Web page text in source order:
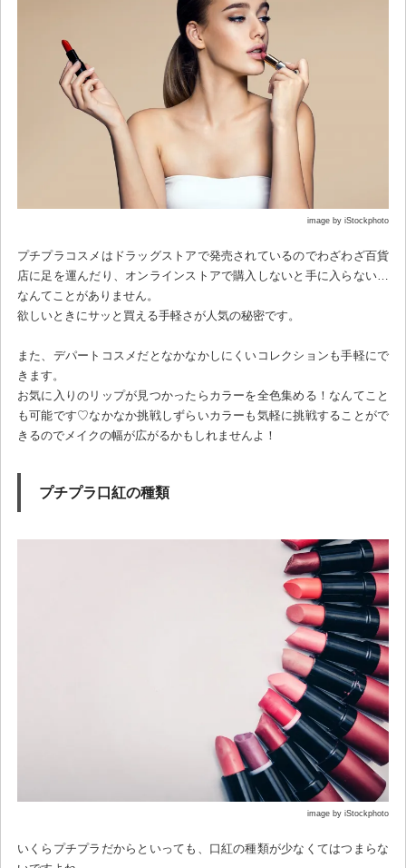
image by iStockphoto
プチプラコスメはドラッグストアで発売されているのでわざわざ百貨
店に足を運んだり、オンラインストアで購入しないと手に入らない…
なんてことがありません。
欲しいときにサッと買える手軽さが人気の秘密です。
また、デパートコスメだとなかなかしにくいコレクションも手軽にで
きます。
お気に入りのリップが見つかったらカラーを全色集める！なんてこと
も可能です♡なかなか挑戦しずらいカラーも気軽に挑戦することがで
きるのでメイクの幅が広がるかもしれませんよ！
プチプラ口紅の種類
image by iStockphoto
いくらプチプラだからといっても、口紅の種類が少なくてはつまらな